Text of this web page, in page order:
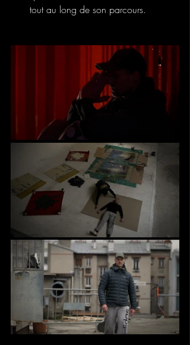
tout au long de son parcours.